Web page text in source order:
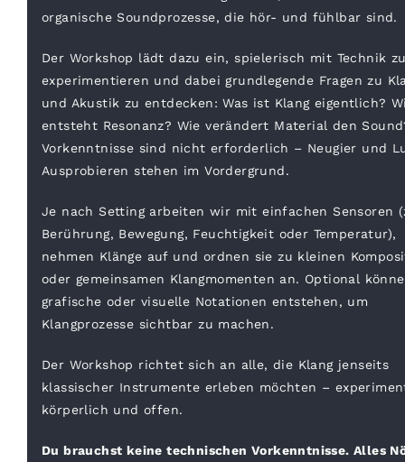
organische Soundprozesse, die hör- und fühlbar sind.
Der Workshop lädt dazu ein, spielerisch mit Technik
experimentieren und dabei grundlegende Fragen zu
und Akustik zu entdecken: Was ist Klang eigentlich?
entsteht Resonanz? Wie verändert Material den
Vorkenntnisse sind nicht erforderlich – Neugier und
Ausprobieren stehen im Vordergrund.
Je nach Setting arbeiten wir mit einfachen Sensoren
Berührung, Bewegung, Feuchtigkeit oder Temperatur),
nehmen Klänge auf und ordnen sie zu kleinen
oder gemeinsamen Klangmomenten an. Optional
grafische oder visuelle Notationen entstehen, um
Klangprozesse sichtbar zu machen.
Der Workshop richtet sich an alle, die Klang jenseits
klassischer Instrumente erleben möchten –
körperlich und offen.
Du brauchst keine technischen Vorkenntnisse. Alles